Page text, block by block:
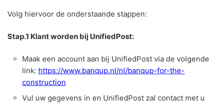
Volg hiervoor de onderstaande stappen:
Stap.1 Klant worden bij UnifiedPost:
Maak een account aan bij UnifiedPost via de volgende
link: https://www.banqup.nl/nl/banqup-for-the-
construction
Vul uw gegevens in en UnifiedPost zal contact met u